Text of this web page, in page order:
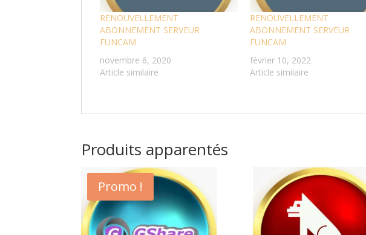
RENOUVELLEMENT
ABONNEMENT SERVEUR
FUNCAM
novembre 6, 2020
Article similaire
RENOUVELLEMENT
ABONNEMENT SERVEUR
FUNCAM
février 10, 2022
Article similaire
Produits apparentés
Promo !